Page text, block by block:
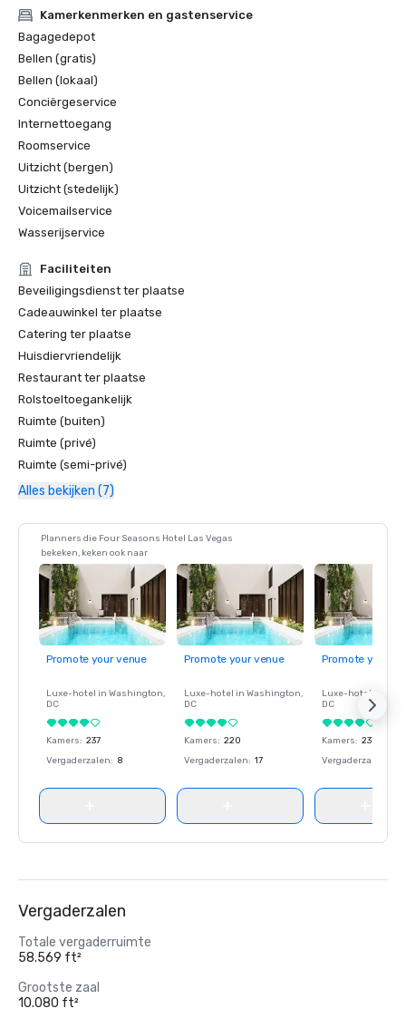
Kamerkenmerken en gastenservice
Bagagedepot
Bellen (gratis)
Bellen (lokaal)
Conciërgeservice
Internettoegang
Roomservice
Uitzicht (bergen)
Uitzicht (stedelijk)
Voicemailservice
Wasserijservice
Faciliteiten
Beveiligingsdienst ter plaatse
Cadeauwinkel ter plaatse
Catering ter plaatse
Huisdiervriendelijk
Restaurant ter plaatse
Rolstoeltoegankelijk
Ruimte (buiten)
Ruimte (privé)
Ruimte (semi-privé)
Alles bekijken (7)
Planners die Four Seasons Hotel Las Vegas
bekeken, keken ook naar
Promote your venue
Luxe-hotel in Washington,
DC
Kamers: 237
Vergaderzalen: 8
Promote your venue
Luxe-hotel in Washington,
DC
Kamers: 220
Vergaderzalen: 17
Promote your
Luxe-hotel in
DC
Kamers: 237
Vergaderzalen
Vergaderzalen
Totale vergaderruimte
58.569 ft²
Grootste zaal
10.080 ft²